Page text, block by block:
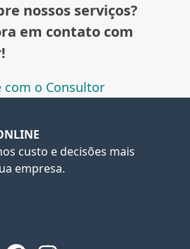
nossos serviços?
em contato com
com o Consultor
custo e decisões mais
empresa.